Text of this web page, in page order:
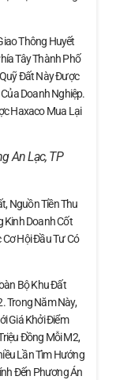
Thông Huyết
Tây Thành Phố
Đất Này Được
Doanh Nghiệp.
Haxaco Mua Lại
An Lạc, TP
Nguồn Tiền Thu
Kinh Doanh Cốt
Cơ Hội Đầu Tư Có
Bộ Khu Đất
Trong Năm Này,
Giá Khởi Điểm
Đồng Mỗi M2,
Lần Tìm Hướng
Đến Phương Án